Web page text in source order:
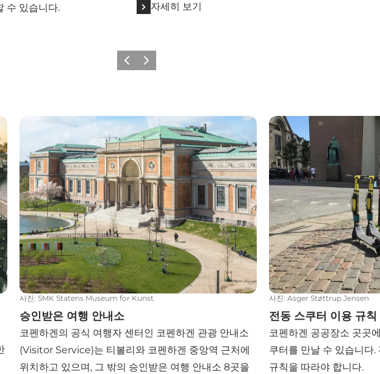
수 있습니다.
자세히 보기
이전 다음
승인받은 여행 안내소
사진: SMK Statens Museum for Kunst
승인받은 여행 안내소
코펜하겐의 공식 여행자 센터인 코펜하겐 관광 안내소
(Visitor Service)는 티볼리와 코펜하겐 중앙역 근처에
위치하고 있으며, 그 밖의 승인받은 여행 안내소 8곳을
전동 스쿠터 이용 규칙
사진: Asger Støttrup Jensen
전동 스쿠터 이용 규칙
코펜하겐 공공장소 곳곳
쿠터를 만날 수 있습니다.
규칙을 따라야 합니다.